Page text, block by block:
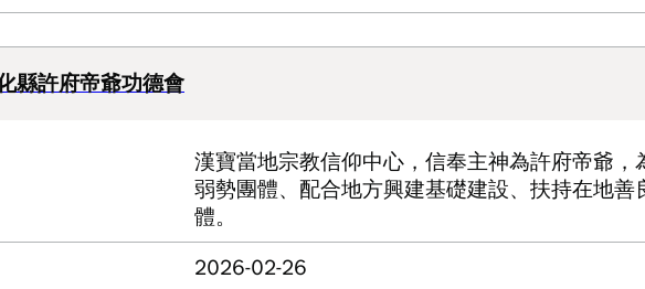
縣許府帝爺功德會
漢寶當地宗教信仰中心，信奉主神為許府帝爺
弱勢團體、配合地方興建基礎建設、扶持在地
體。
2026-02-26